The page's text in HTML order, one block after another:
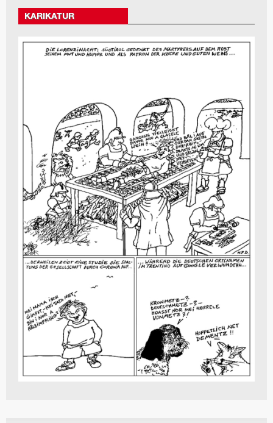
KARIKATUR